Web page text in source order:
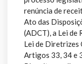
renúncia de
Ato das
(ADCT), a Lei de
Lei de Diretrizes
Artigos 33, 34 e